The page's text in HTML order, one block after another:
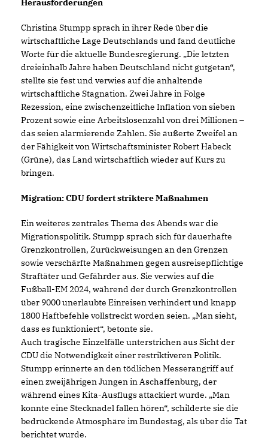
Herausforderungen
Christina Stumpp sprach in ihrer Rede über die
wirtschaftliche Lage Deutschlands und fand deutliche
Worte für die aktuelle Bundesregierung. „Die letzten
dreieinhalb Jahre haben Deutschland nicht gutgetan“,
stellte sie fest und verwies auf die anhaltende
wirtschaftliche Stagnation. Zwei Jahre in Folge
Rezession, eine zwischenzeitliche Inflation von sieben
Prozent sowie eine Arbeitslosenzahl von drei Millionen –
das seien alarmierende Zahlen. Sie äußerte Zweifel an
der Fähigkeit von Wirtschaftsminister Robert Habeck
(Grüne), das Land wirtschaftlich wieder auf Kurs zu
bringen.
Migration: CDU fordert striktere Maßnahmen
Ein weiteres zentrales Thema des Abends war die
Migrationspolitik. Stumpp sprach sich für dauerhafte
Grenzkontrollen, Zurückweisungen an den Grenzen
sowie verschärfte Maßnahmen gegen ausreisepflichtige
Straftäter und Gefährder aus. Sie verwies auf die
Fußball-EM 2024, während der durch Grenzkontrollen
über 9000 unerlaubte Einreisen verhindert und knapp
1800 Haftbefehle vollstreckt worden seien. „Man sieht,
dass es funktioniert“, betonte sie.
Auch tragische Einzelfälle unterstrichen aus Sicht der
CDU die Notwendigkeit einer restriktiveren Politik.
Stumpp erinnerte an den tödlichen Messerangriff auf
einen zweijährigen Jungen in Aschaffenburg, der
während eines Kita-Ausflugs attackiert wurde. „Man
konnte eine Stecknadel fallen hören“, schilderte sie die
bedrückende Atmosphäre im Bundestag, als über die Tat
berichtet wurde.